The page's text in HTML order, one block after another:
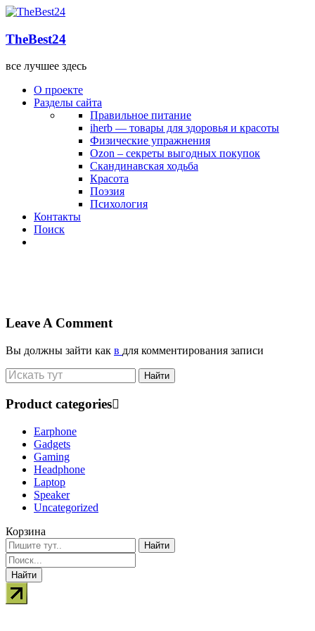
TheBest24
все лучшее здесь
О проекте
Разделы сайта
Правильное питание
iherb — товары для здоровья и красоты
Физические упражнения
Ozon – секреты выгодных покупок
Скандинавская ходьба
Красота
Поэзия
Психология
Контакты
Поиск
Leave A Comment
Вы должны зайти как в для комментирования записи
Product categories
Earphone
Gadgets
Gaming
Headphone
Laptop
Speaker
Uncategorized
Корзина